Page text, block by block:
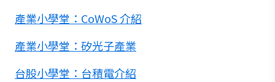
產業小學堂：CoWoS 介紹
產業小學堂：矽光子產業
台股小學堂：台積電介紹